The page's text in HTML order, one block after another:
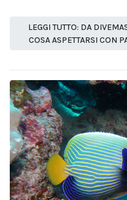
LEGGI TUTTO: DA
COSA ASPETTARSI CON